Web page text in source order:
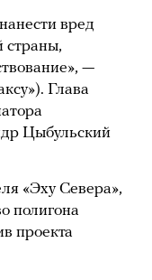
вред
страны,
—
Глава
Цыбульский
«Эху Севера»,
полигона
проекта